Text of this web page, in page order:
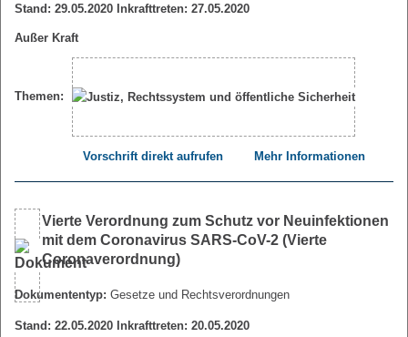
Stand: 29.05.2020 Inkrafttreten: 27.05.2020
Außer Kraft
Themen:
Vorschrift direkt aufrufen Mehr Informationen
Vierte Verordnung zum Schutz vor Neuinfektionen
mit dem Coronavirus SARS-CoV-2 (Vierte
Coronaverordnung)
Dokumententyp: Gesetze und Rechtsverordnungen
Stand: 22.05.2020 Inkrafttreten: 20.05.2020